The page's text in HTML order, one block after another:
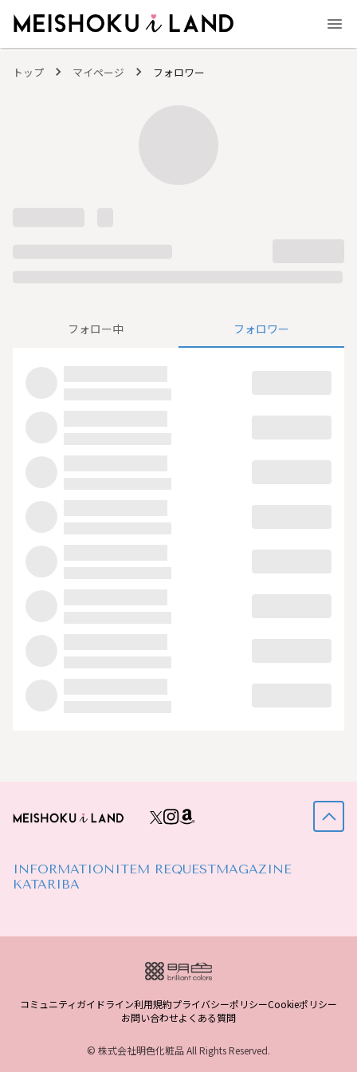
トップ マイページ フォロワー
フォロー中 フォロワー
INFORMATION ITEM REQUESTMAGAZINE
KATARIBA
コミュニティガイドライン利用規約プライバシーポリシーCookieポリシー
お問い合わせよくある質問
© 株式会社明色化粧品 All Rights Reserved.